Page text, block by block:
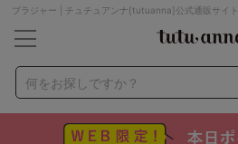
ブラジャー | チュチュアンナ[tutuanna]公式通販サイト
何をお探しですか？